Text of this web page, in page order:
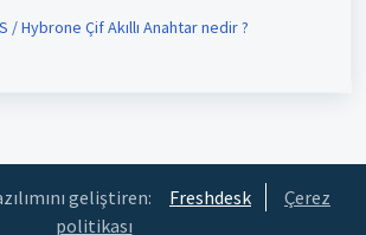
/ Hybrone Çif Akıllı Anahtar nedir ?
geliştiren: Freshdesk
Çerez
politikası